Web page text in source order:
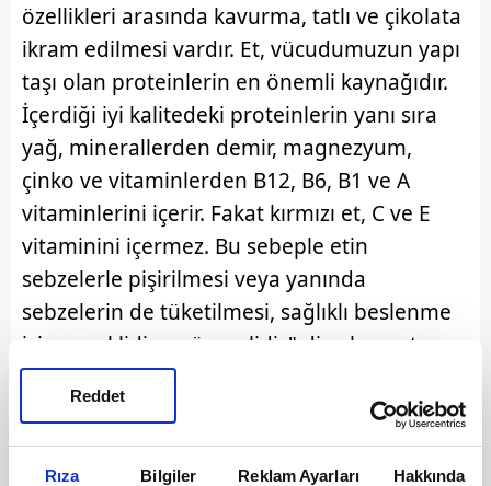
Rıza Bilgiler Reklam Ayarları Hakkında
Reddet
özellikleri arasında kavurma, tatlı ve çikolata
ikram edilmesi vardır. Et, vücudumuzun yapı
taşı olan proteinlerin en önemli kaynağıdır.
İçerdiği iyi kalitedeki proteinlerin yanı sıra
yağ, minerallerden demir, magnezyum,
çinko ve vitaminlerden B12, B6, B1 ve A
vitaminlerini içerir. Fakat kırmızı et, C ve E
vitaminini içermez. Bu sebeple etin
sebzelerle pişirilmesi veya yanında
sebzelerin de tüketilmesi, sağlıklı beslenme
için gereklidir ve önemlidir" diye konuştu.